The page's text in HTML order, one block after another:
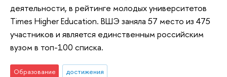
деятельности, в рейтинге молодых университетов
Тimes Higher Education. ВШЭ заняла 57 место из 475
участников и является единственным российским
вузом в топ-100 списка.
Образование
достижения